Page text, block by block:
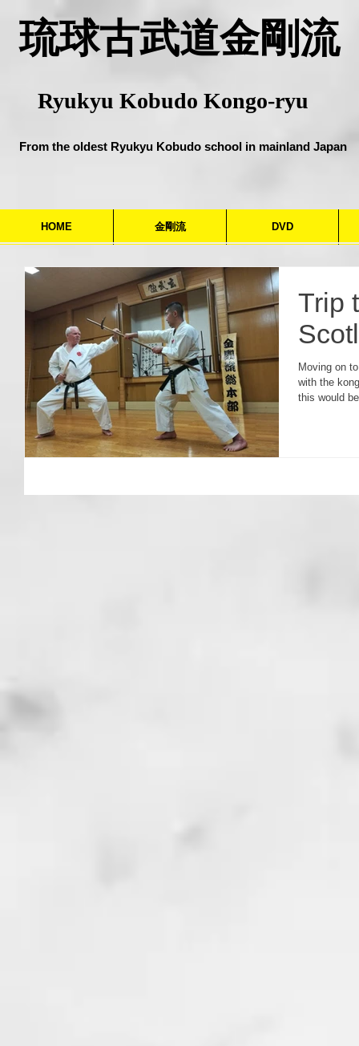
​琉球古武道金剛流
Ryukyu Kobudo Kongo-ryu
From the oldest Ryukyu Kobudo school in mainland Japan
HOME 金剛流 DVD
Trip
Moving on to
with the
this would